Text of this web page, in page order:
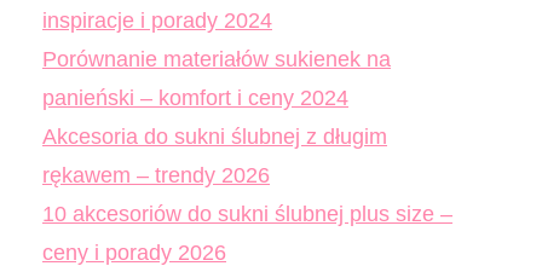
inspiracje i porady 2024
Porównanie materiałów sukienek na
panieński – komfort i ceny 2024
Akcesoria do sukni ślubnej z długim
rękawem – trendy 2026
10 akcesoriów do sukni ślubnej plus size –
ceny i porady 2026